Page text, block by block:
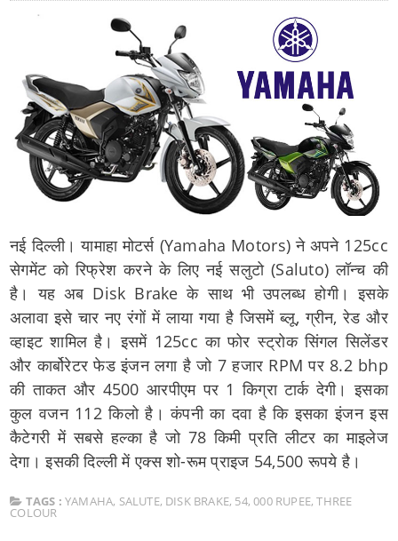
नई दिल्ली। यामाहा मोटर्स (Yamaha Motors) ने अपने 125cc
सेगमेंट को रिफ्रेश करने के लिए नई सलुटो (Saluto) लॉन्च की
है। यह अब Disk Brake के साथ भी उपलब्ध होगी। इसके
अलावा इसे चार नए रंगों में लाया गया है जिसमें ब्लू, ग्रीन, रेड और
व्हाइट शामिल है। इसमें 125cc का फोर स्ट्रोक सिंगल सिलेंडर
और कार्बोरेटर फेड इंजन लगा है जो 7 हजार RPM पर 8.2 bhp
की ताकत और 4500 आरपीएम पर 1 किग्रा टार्क देगी। इसका
कुल वजन 112 किलो है। कंपनी का दवा है कि इसका इंजन इस
कैटेगरी में सबसे हल्का है जो 78 किमी प्रति लीटर का माइलेज
देगा। इसकी दिल्ली में एक्स शो-रूम प्राइज 54,500 रूपये है।
TAGS : YAMAHA, SALUTE, DISK BRAKE, 54,000 RUPEE,THREE
COLOUR